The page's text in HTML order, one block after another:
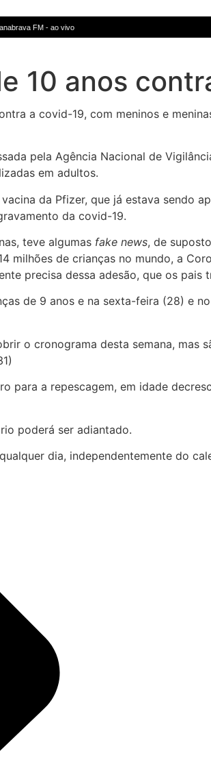
10 anos
a covid-19, com meninos e
pela Agência Nacional de
em adultos.
da Pfizer, que já estava sendo
da covid-19.
teve algumas fake news, de
milhões de crianças no mundo, a
precisa dessa adesão, que os pais
de 9 anos e na sexta-feira (28) e
o cronograma desta semana, mas
para a repescagem, em idade
poderá ser adiantado.
dia, independentemente do